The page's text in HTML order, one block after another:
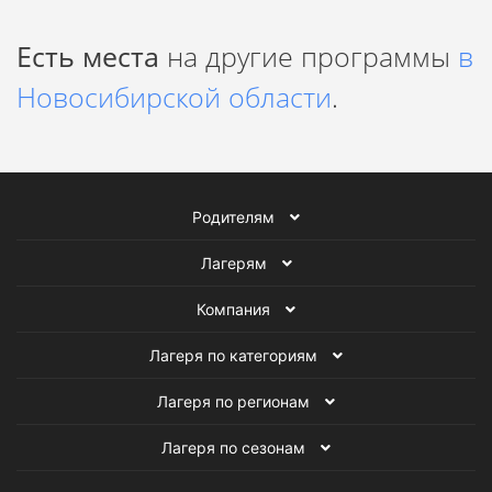
Есть места на другие программы в
Новосибирской области.
Родителям
Лагерям
Компания
Лагеря по категориям
Лагеря по регионам
Лагеря по сезонам